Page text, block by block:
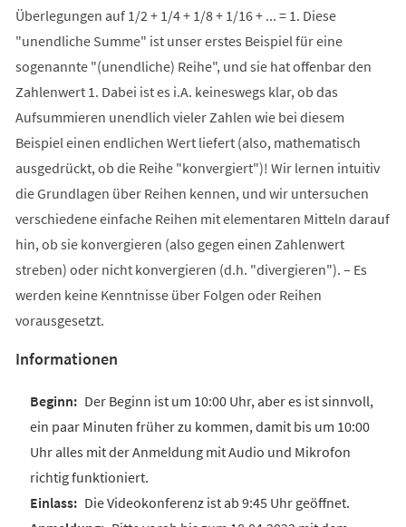
Überlegungen auf 1/2 + 1/4 + 1/8 + 1/16 + ... = 1. Diese
"unendliche Summe" ist unser erstes Beispiel für eine
sogenannte "(unendliche) Reihe", und sie hat offenbar den
Zahlenwert 1. Dabei ist es i.A. keineswegs klar, ob das
Aufsummieren unendlich vieler Zahlen wie bei diesem
Beispiel einen endlichen Wert liefert (also, mathematisch
ausgedrückt, ob die Reihe "konvergiert")! Wir lernen intuitiv
die Grundlagen über Reihen kennen, und wir untersuchen
verschiedene einfache Reihen mit elementaren Mitteln darauf
hin, ob sie konvergieren (also gegen einen Zahlenwert
streben) oder nicht konvergieren (d.h. "divergieren"). – Es
werden keine Kenntnisse über Folgen oder Reihen
vorausgesetzt.
Informationen
Der Beginn ist um 10:00 Uhr, aber es ist sinnvoll,
ein paar Minuten früher zu kommen, damit bis um 10:00
Uhr alles mit der Anmeldung mit Audio und Mikrofon
richtig funktioniert.
Die Videokonferenz ist ab 9:45 Uhr geöffnet.